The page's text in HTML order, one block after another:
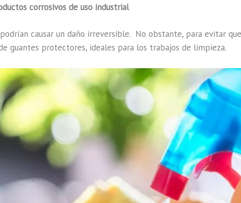
corrosivos de uso industrial
causar un daño irreversible. No obstante, para evitar
guantes protectores, ideales para los trabajos de limpieza.